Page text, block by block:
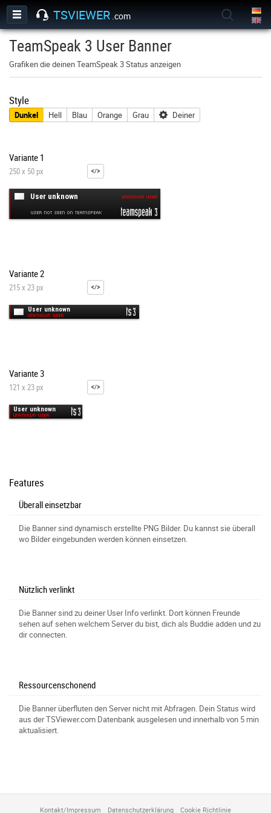
TSVIEWER .com
TeamSpeak 3 User Banner
Grafiken die deinen TeamSpeak 3 Status anzeigen
Style
Dunkel Hell Blau Orange Grau Deiner
Variante 1
250 x 50 px
Variante 2
215 x 23 px
Variante 3
121 x 23 px
Features
Überall einsetzbar
Die Banner sind dynamisch erstellte PNG Bilder. Du kannst sie überall
wo Bilder eingebunden werden können einsetzen.
Nützlich verlinkt
Die Banner sind zu deiner User Info verlinkt. Dort können Freunde
sehen auf sehen welchem Server du bist, dich als Buddie adden und zu
dir connecten.
Ressourcenschonend
Die Banner überfluten den Server nicht mit Abfragen. Dein Status wird
aus der TSViewer.com Datenbank ausgelesen und innerhalb von 5 min
aktualisiert.
Kontakt/Impressum Datenschutzerklärung Cookie Richtlinie